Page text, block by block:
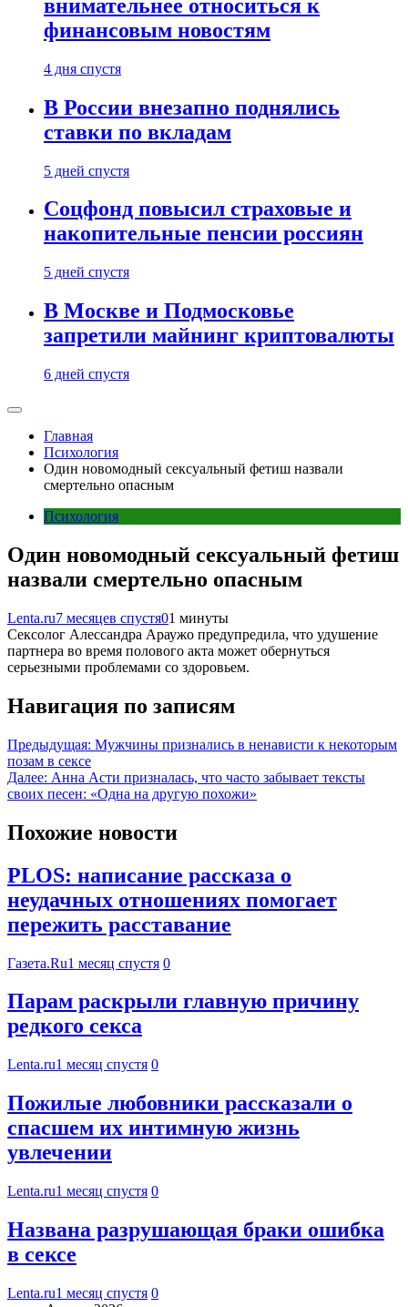
внимательнее относиться к
финансовым новостям
4 дня спустя
В России внезапно поднялись
ставки по вкладам
5 дней спустя
Соцфонд повысил страховые и
накопительные пенсии россиян
5 дней спустя
В Москве и Подмосковье
запретили майнинг криптовалюты
6 дней спустя
Главная
Психология
Один новомодный сексуальный фетиш назвали
смертельно опасным
Психология
Один новомодный сексуальный фетиш
назвали смертельно опасным
Lenta.ru7 месяцев спустя01 минуты
Сексолог Алессандра Араужо предупредила, что удушение
партнера во время полового акта может обернуться
серьезными проблемами со здоровьем.
Навигация по записям
Предыдущая: Мужчины признались в ненависти к некоторым
позам в сексе
Далее: Анна Асти призналась, что часто забывает тексты
своих песен: «Одна на другую похожи»
Похожие новости
PLOS: написание рассказа о
неудачных отношениях помогает
пережить расставание
Газета.Ru1 месяц спустя 0
Парам раскрыли главную причину
редкого секса
Lenta.ru1 месяц спустя 0
Пожилые любовники рассказали о
спасшем их интимную жизнь
увлечении
Lenta.ru1 месяц спустя 0
Названа разрушающая браки ошибка
в сексе
Lenta.ru1 месяц спустя 0